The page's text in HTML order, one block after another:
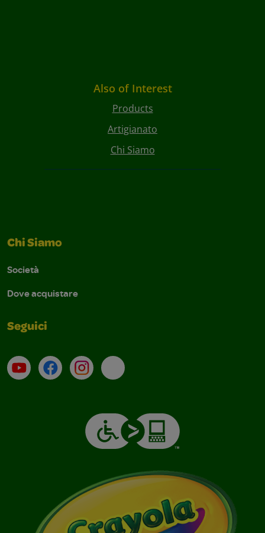
Also of Interest
Products
Artigianato
Chi Siamo
Chi Siamo
Società
Dove acquistare
Seguici
Su YouTube
ContattiProfilo Instagram
Email